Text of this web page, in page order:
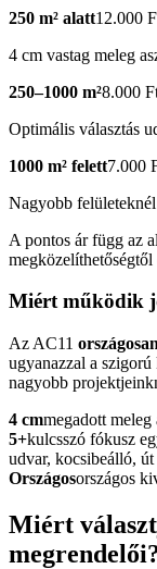
250 m² alatt12.000
4 cm vastag meleg
250–1000 m²8.000
Optimális választás
1000 m² felett7.000
Nagyobb felületeknél
A pontos ár függ az
megközelíthetőségtől
Miért működik
Az AC11
ugyanazzal a
nagyobb
4 cmmegadott meleg
5+kulcsszó fókusz
udvar, kocsibeálló, út
Országosországos
Miért